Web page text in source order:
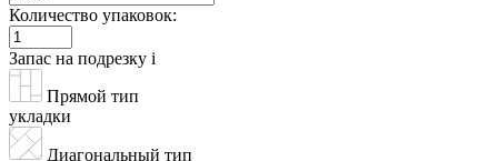
Количество упаковок:
Запас на подрезку i
Прямой тип
укладки
Диагональный тип